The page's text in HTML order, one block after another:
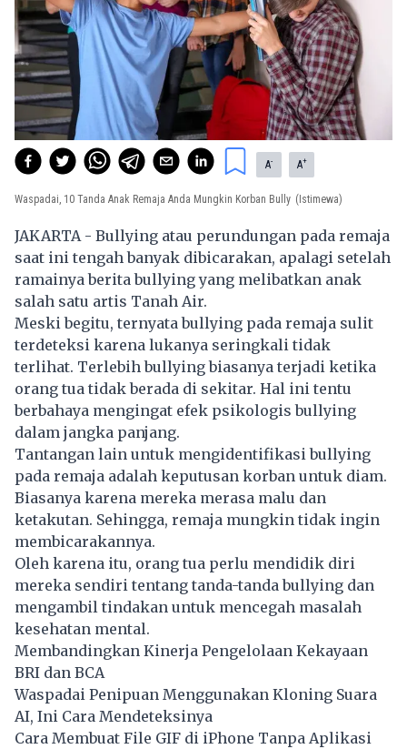
A- A+
Waspadai, 10 Tanda Anak Remaja Anda Mungkin Korban Bully (Istimewa)
JAKARTA - Bullying atau perundungan pada remaja
saat ini tengah banyak dibicarakan, apalagi setelah
ramainya berita bullying yang melibatkan anak
salah satu artis Tanah Air.
Meski begitu, ternyata bullying pada remaja sulit
terdeteksi karena lukanya seringkali tidak
terlihat. Terlebih bullying biasanya terjadi ketika
orang tua tidak berada di sekitar. Hal ini tentu
berbahaya mengingat efek psikologis bullying
dalam jangka panjang.
Tantangan lain untuk mengidentifikasi bullying
pada remaja adalah keputusan korban untuk diam.
Biasanya karena mereka merasa malu dan
ketakutan. Sehingga, remaja mungkin tidak ingin
membicarakannya.
Oleh karena itu, orang tua perlu mendidik diri
mereka sendiri tentang tanda-tanda bullying dan
mengambil tindakan untuk mencegah masalah
kesehatan mental.
Membandingkan Kinerja Pengelolaan Kekayaan
BRI dan BCA
Waspadai Penipuan Menggunakan Kloning Suara
AI, Ini Cara Mendeteksinya
Cara Membuat File GIF di iPhone Tanpa Aplikasi